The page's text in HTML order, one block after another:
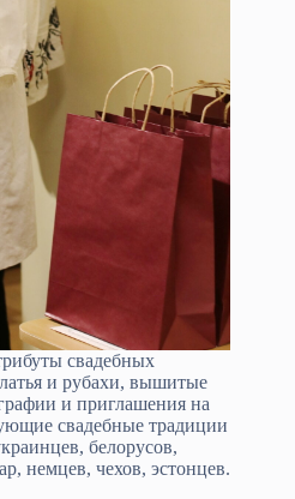
свадебных
и рубахи, вышитые
и приглашения на
свадебные традиции
белорусов,
немцев, чехов, эстонцев.